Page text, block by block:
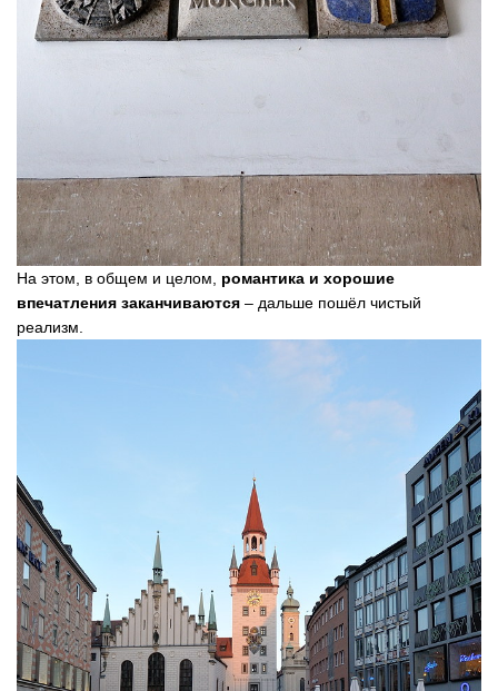
На этом, в общем и целом, романтика и хорошие
впечатления заканчиваются – дальше пошёл чистый
реализм.